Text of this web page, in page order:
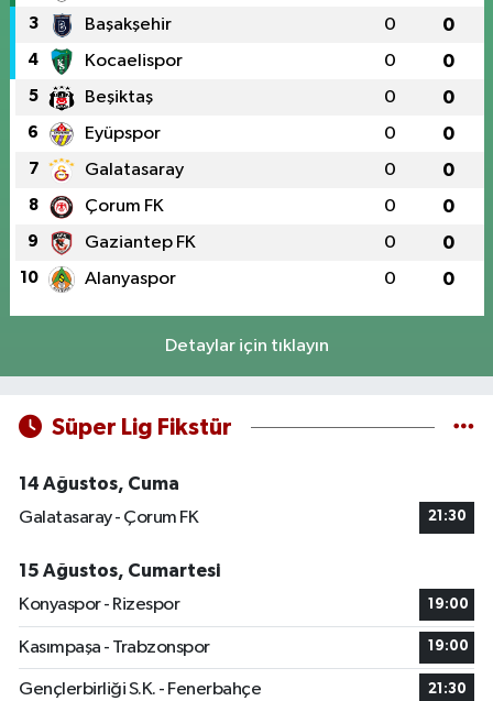
3 Başakşehir 0 0
4 Kocaelispor 0 0
5 Beşiktaş 0 0
6 Eyüpspor 0 0
7 Galatasaray 0 0
8 Çorum FK 0 0
9 Gaziantep FK 0 0
10 Alanyaspor 0 0
Detaylar için tıklayın
Süper Lig Fikstür
14 Ağustos, Cuma
Galatasaray - Çorum FK
21:30
15 Ağustos, Cumartesi
Konyaspor - Rizespor
19:00
Kasımpaşa - Trabzonspor 19:00
Gençlerbirliği S.K. - Fenerbahçe 21:30